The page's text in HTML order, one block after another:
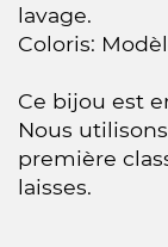
lavage.
Coloris:
Ce bijou est
Nous
première
laisses.